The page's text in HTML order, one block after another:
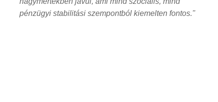
pénzügyi stabilitási szempontból kiemelten fontos."